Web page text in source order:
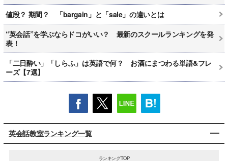
値段？ 期間？ 「bargain」と「sale」の違いとは
“英会話”を学ぶならドコがいい？ 最新のスクールランキングを発
表！
「二日酔い」「しらふ」は英語で何？ お酒にまつわる単語&フレ
ーズ【7選】
英会話教室ランキング一覧
ランキングTOP